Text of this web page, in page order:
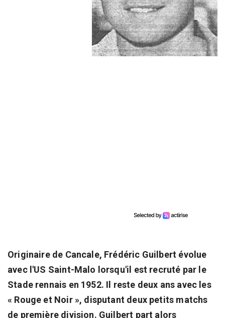
Originaire de Cancale, Frédéric Guilbert évolue
avec l'US Saint-Malo lorsqu'il est recruté par le
Stade rennais en 1952. Il reste deux ans avec les
« Rouge et Noir », disputant deux petits matchs
de première division. Guilbert part alors